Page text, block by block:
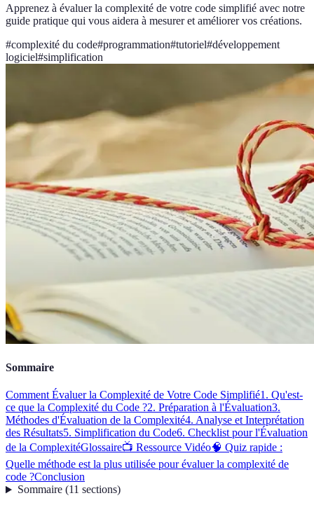
Apprenez à évaluer la complexité de votre code simplifié avec notre
guide pratique qui vous aidera à mesurer et améliorer vos créations.
#complexité du code#programmation#tutoriel#développement
logiciel#simplification
Sommaire
Comment Évaluer la Complexité de Votre Code Simplifié1. Qu'est-
ce que la Complexité du Code ?2. Préparation à l'Évaluation3.
Méthodes d'Évaluation de la Complexité4. Analyse et Interprétation
des Résultats5. Simplification du Code6. Checklist pour l'Évaluation
de la ComplexitéGlossaire📺 Ressource Vidéo🧠 Quiz rapide :
Quelle méthode est la plus utilisée pour évaluer la complexité de
code ?Conclusion
Sommaire(11 sections)